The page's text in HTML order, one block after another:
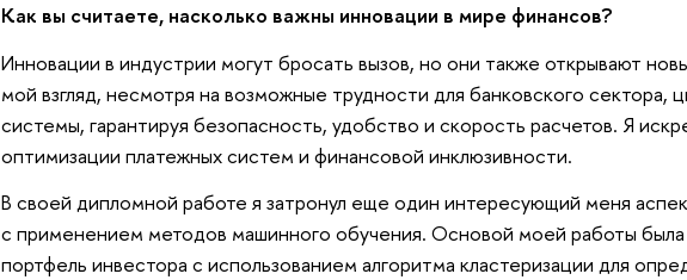
Как вы считаете, насколько важны инновации в мире финансов?
Инновации в индустрии могут бросать вызов, но они также открывают
мой взгляд, несмотря на возможные трудности для банковского сектора,
системы, гарантируя безопасность, удобство и скорость расчетов. Я
оптимизации платежных систем и финансовой инклюзивности.
В своей дипломной работе я затронул еще один интересующий меня
с применением методов машинного обучения. Основой моей работы была
портфель инвестора с использованием алгоритма кластеризации для